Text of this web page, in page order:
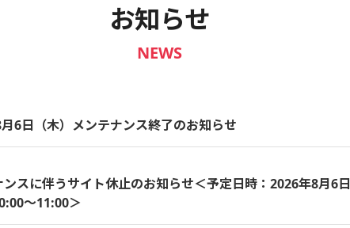
お知らせ
NEWS
6日（木）メンテナンス終了のお知らせ
ンスに伴うサイト休止のお知らせ＜予定日時：2026年8月6日
～11:00＞